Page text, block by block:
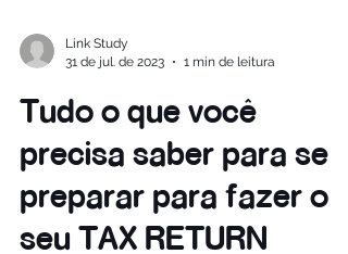
31 de jul. de 2023
1 min de leitura
Tudo o que você
precisa saber para se
preparar para fazer o